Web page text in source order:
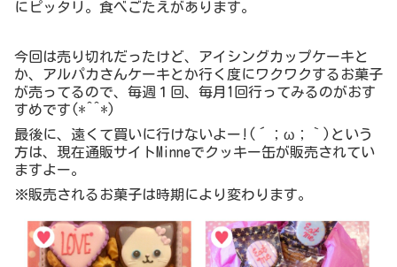
にピッタリ。食べごたえがあります。
今回は売り切れだったけど、アイシングカップケーキと
か、アルパカさんケーキとか行く度にワクワクするお菓子
が売ってるので、毎週１回、毎月1回行ってみるのがおす
すめです(*^^*)
最後に、遠くて買いに行けないよー!(´；ω；｀)という
方は、現在通販サイトMinneでクッキー缶が販売されてい
ますよー。
※販売されるお菓子は時期により変わります。